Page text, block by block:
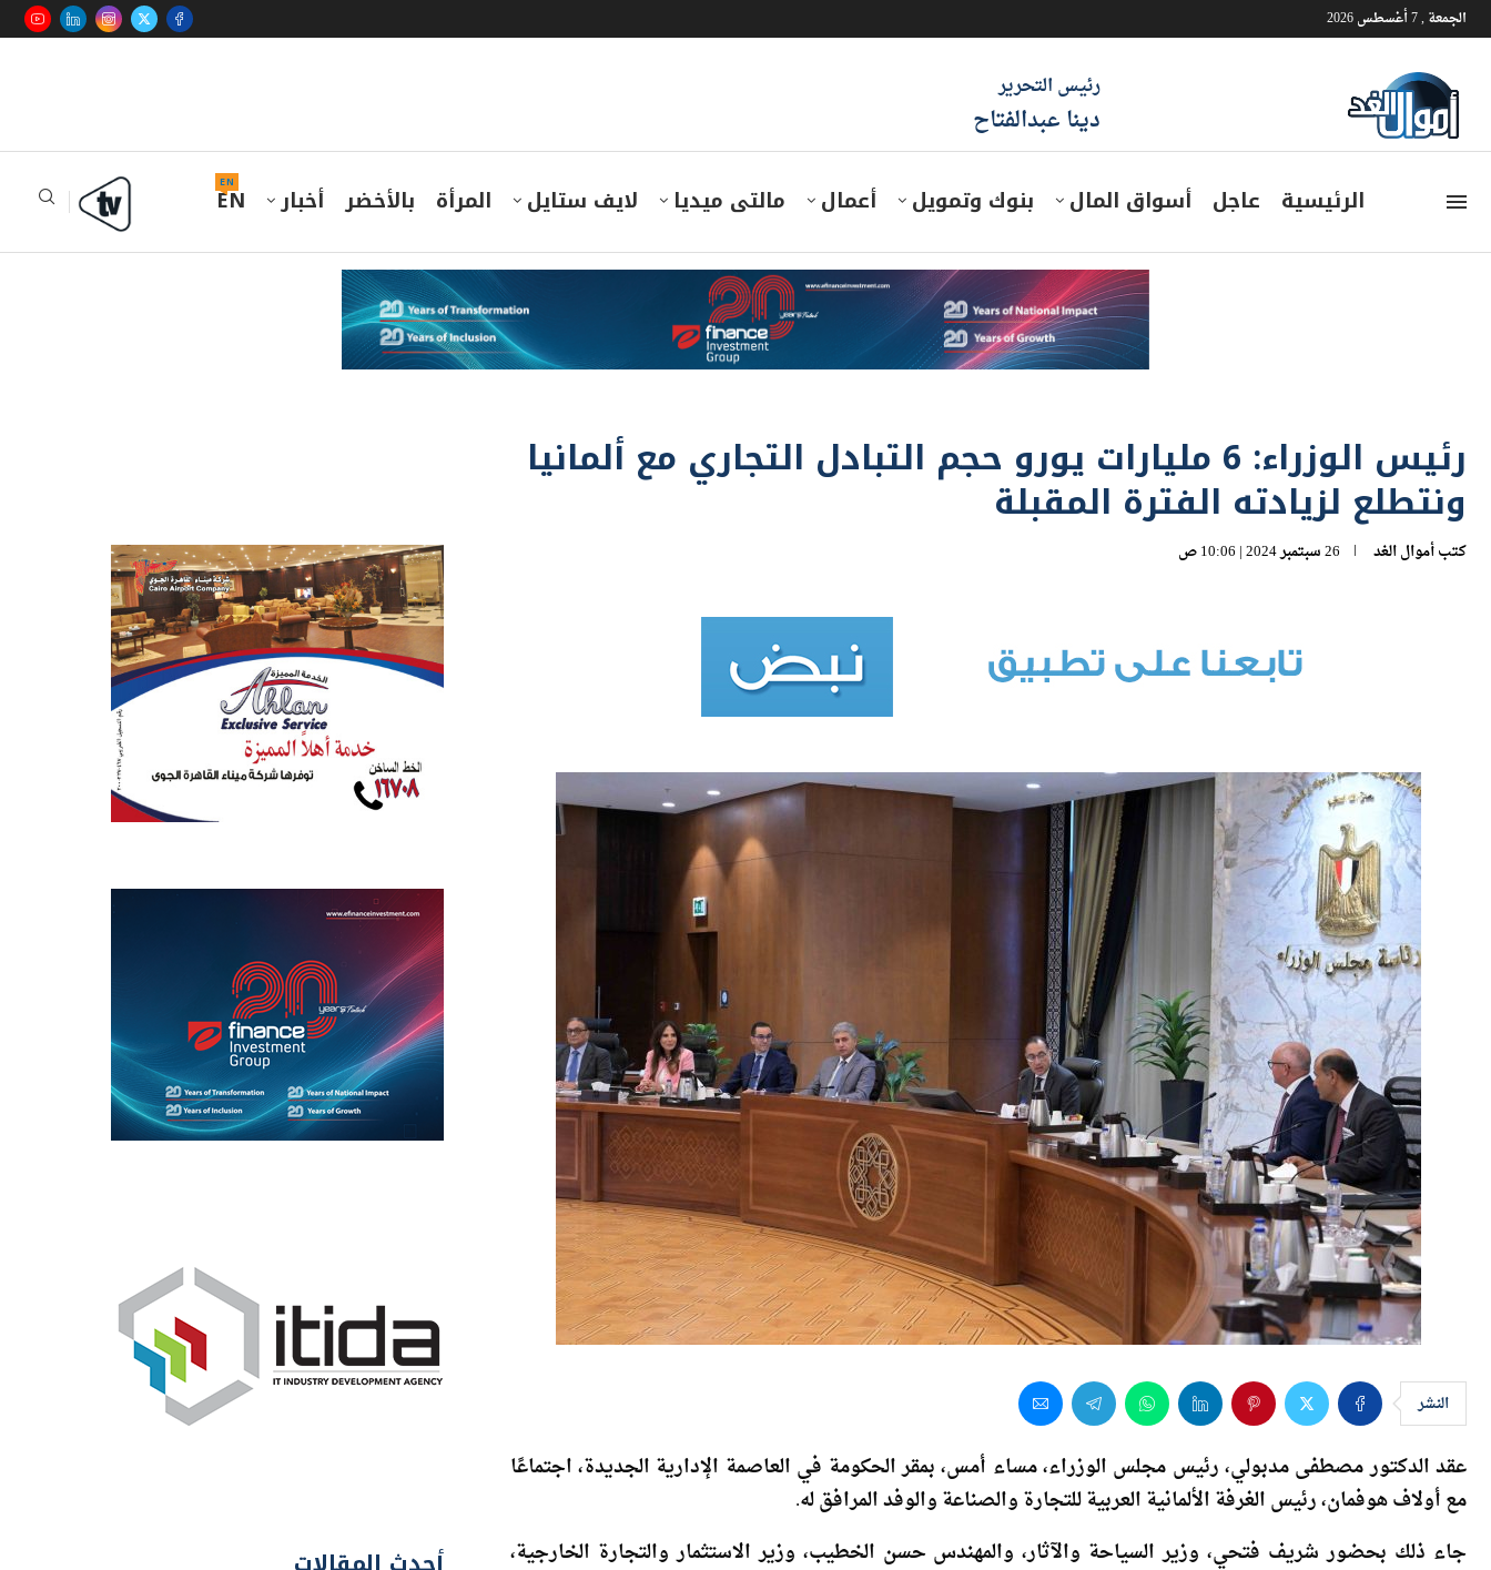
الجمعة , 7 أغسطس 2026
رئيس التحرير
دينا عبدالفتاح
رئيس الوزراء: 6 مليارات يورو حجم التبادل التجاري مع ألمانيا
ونتطلع لزيادته الفترة المقبلة
عقد الدكتور مصطفى مدبولي، رئيس مجلس الوزراء، مساء أمس، بمقر الحكومة في العاصمة الإدارية الجديدة، اجتماعًا
مع أولاف هوفمان، رئيس الغرفة الألمانية العربية للتجارة والصناعة والوفد المرافق له.